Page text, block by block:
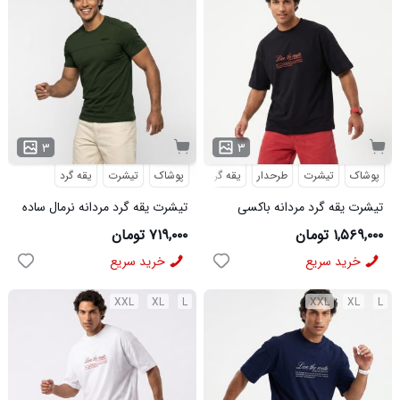
۳
پوشاک تیشرت یقه گرد
تیشرت یقه گرد مردانه نرمال ساده
مدل 50958
۷۱۹,۰۰۰ تومان
خرید سریع
۳
پوشاک تیشرت طرحدار یقه گرد
تیشرت یقه گرد مردانه باکسی
طرحدار پنبه دو رو مشکی مدل
50966
۱,۵۶۹,۰۰۰ تومان
خرید سریع
L
XL
XXL L
XL
XXL